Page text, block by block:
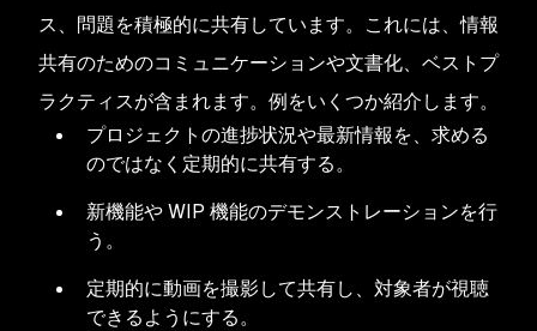
ス、問題を積極的に共有しています。これには、情報
共有のためのコミュニケーションや文書化、ベストプ
ラクティスが含まれます。例をいくつか紹介します。
プロジェクトの進捗状況や最新情報を、求める
のではなく定期的に共有する。
新機能や WIP 機能のデモンストレーションを行
う。
定期的に動画を撮影して共有し、対象者が視聴
できるようにする。